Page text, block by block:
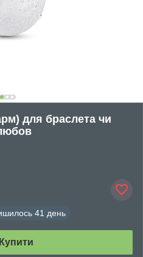
для браслета чи
41 день
Купити